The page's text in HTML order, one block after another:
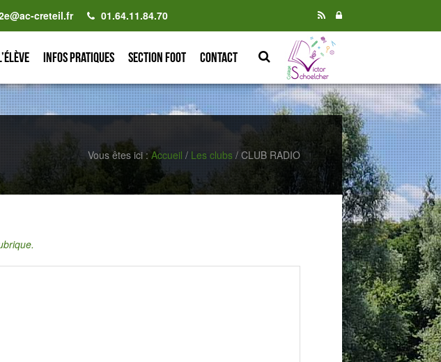
creteil.fr 01.64.11.84.70
Infos pratiques Section foot Contact
Vous êtes ici :Accueil / Les clubs / CLUB RADIO